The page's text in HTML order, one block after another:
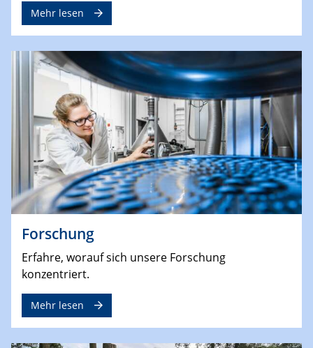
Mehr lesen
Forschung
Erfahre, worauf sich unsere Forschung
konzentriert.
Mehr lesen